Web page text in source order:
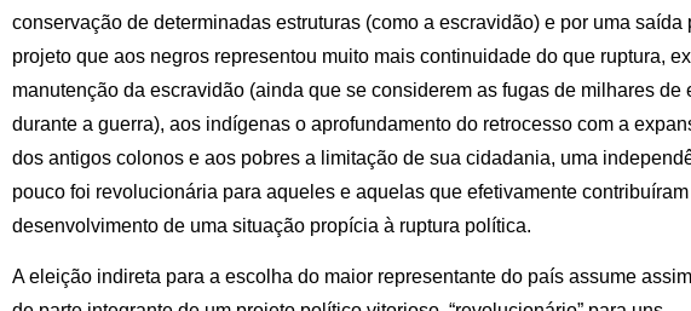
conservação de determinadas estruturas (como a escravidão) e por uma saída
projeto que aos negros representou muito mais continuidade do que ruptura,
manutenção da escravidão (ainda que se considerem as fugas de milhares de
durante a guerra), aos indígenas o aprofundamento do retrocesso com a
dos antigos colonos e aos pobres a limitação de sua cidadania, uma
pouco foi revolucionária para aqueles e aquelas que efetivamente
desenvolvimento de uma situação propícia à ruptura política.
A eleição indireta para a escolha do maior representante do país assume